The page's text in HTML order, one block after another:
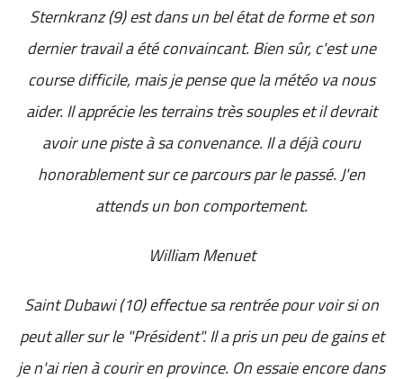
Sternkranz (9) est dans un bel état de forme et son
dernier travail a été convaincant. Bien sûr, c'est une
course difficile, mais je pense que la météo va nous
aider. Il apprécie les terrains très souples et il devrait
avoir une piste à sa convenance. Il a déjà couru
honorablement sur ce parcours par le passé. J'en
attends un bon comportement.
William Menuet
Saint Dubawi (10) effectue sa rentrée pour voir si on
peut aller sur le "Président". Il a pris un peu de gains et
je n'ai rien à courir en province. On essaie encore dans